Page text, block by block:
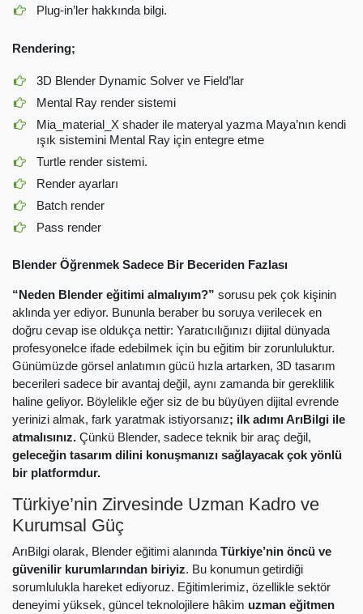
Plug-in’ler hakkında bilgi.
Rendering;
3D Blender Dynamic Solver ve Field’lar
Mental Ray render sistemi
Mia_material_X shader ile materyal yazma Maya’nın kendi
ışık sistemini Mental Ray için entegre etme
Turtle render sistemi.
Render ayarları
Batch render
Pass render
Blender Öğrenmek Sadece Bir Beceriden Fazlası
“Neden Blender eğitimi almalıyım?” sorusu pek çok kişinin
aklında yer ediyor. Bununla beraber bu soruya verilecek en
doğru cevap ise oldukça nettir: Yaratıcılığınızı dijital dünyada
profesyonelce ifade edebilmek için bu eğitim bir zorunluluktur.
Günümüzde görsel anlatımın gücü hızla artarken, 3D tasarım
becerileri sadece bir avantaj değil, aynı zamanda bir gereklilik
haline geliyor. Böylelikle eğer siz de bu büyüyen dijital evrende
yerinizi almak, fark yaratmak istiyorsanız; ilk adımı ArıBilgi ile
atmalısınız. Çünkü Blender, sadece teknik bir araç değil,
geleceğin tasarım dilini konuşmanızı sağlayacak çok yönlü
bir platformdur.
Türkiye’nin Zirvesinde Uzman Kadro ve
Kurumsal Güç
ArıBilgi olarak, Blender eğitimi alanında Türkiye’nin öncü ve
güvenilir kurumlarından biriyiz. Bu konumun getirdiği
sorumlulukla hareket ediyoruz. Eğitimlerimiz, özellikle sektör
deneyimi yüksek, güncel teknolojilere hâkim uzman eğitmen